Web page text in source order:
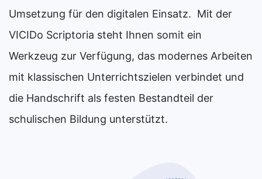
Umsetzung für den digitalen Einsatz. Mit der
VICIDo Scriptoria steht Ihnen somit ein
Werkzeug zur Verfügung, das modernes Arbeiten
mit klassischen Unterrichtszielen verbindet und
die Handschrift als festen Bestandteil der
schulischen Bildung unterstützt.